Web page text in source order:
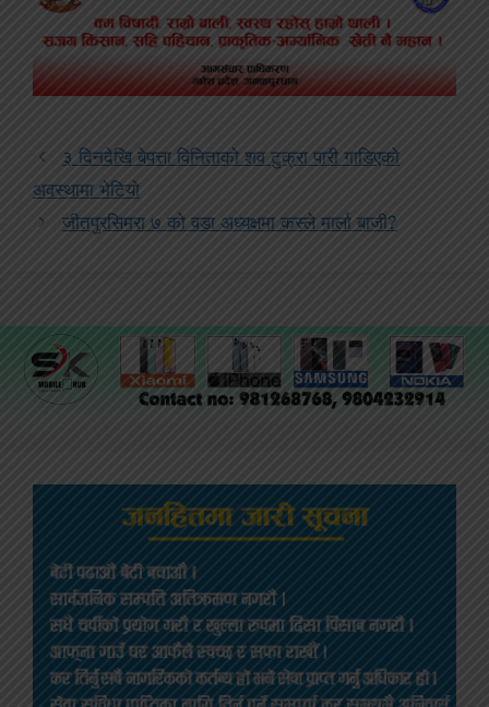
३ दिनदेखि बेपत्ता विनिताकाे शव टुक्रा पारी गाडिएको
अवस्थामा भेटियाे
जीतपुरसिमरा ७ को वडा अध्यक्षमा कस्ले मार्ला बाजी?